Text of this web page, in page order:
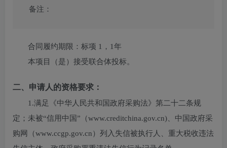
备注：
合同履约期限： 标项 1，1年
本项目（是）接受联合体投标。
二、申请人的资格要求：
1.满足《中华人民共和国政府采购法》第二十二条规
定；未被“信用中国”（www.creditchina.gov.cn)、中国政府采
购网（www.ccgp.gov.cn）列入失信被执行人、重大税收违法